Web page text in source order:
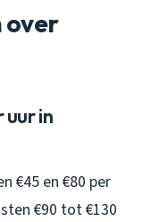
over
uur in
€45 en €80 per
€90 tot €130